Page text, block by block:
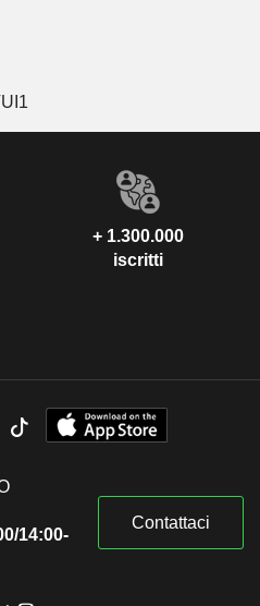
+ 1.300.000
iscritti
14:00-
Contattaci